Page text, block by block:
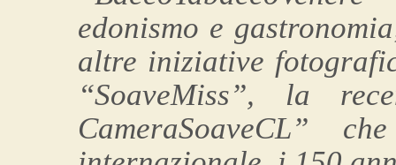
edonismo e
altre iniziative
“SoaveMiss”, la
CameraSoaveCL”